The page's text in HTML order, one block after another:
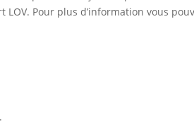
LOV. Pour plus d’information vous